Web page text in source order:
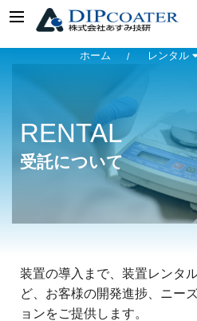
ホーム レンタル
RENTAL
受託について
装置の導入まで、装置レンタ
ど、お客様の開発進捗、ニー
ョンをご提供します。